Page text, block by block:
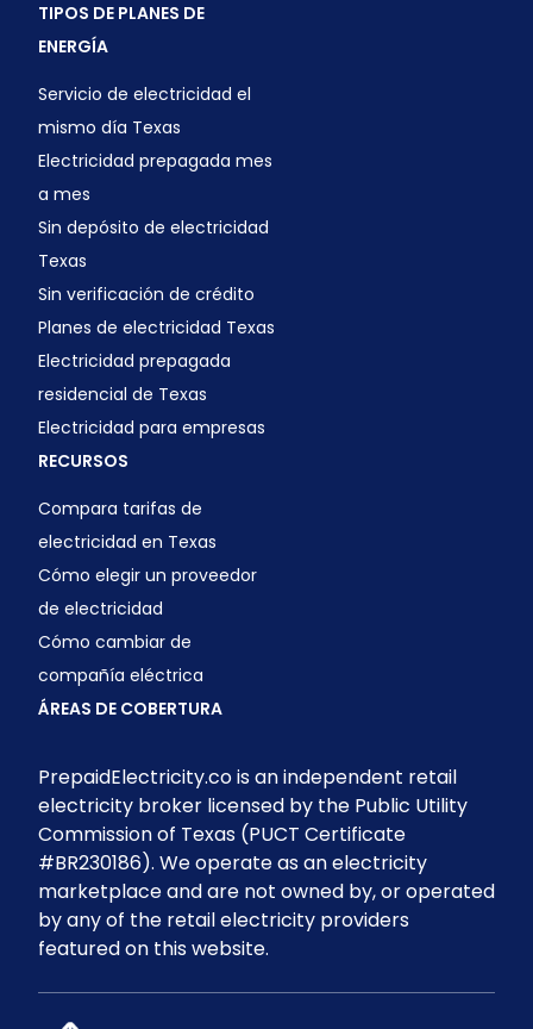
TIPOS DE PLANES DE
ENERGÍA
Servicio de electricidad el
mismo día Texas
Electricidad prepagada mes
a mes
Sin depósito de electricidad
Texas
Sin verificación de crédito
Planes de electricidad Texas
Electricidad prepagada
residencial de Texas
Electricidad para empresas
RECURSOS
Compara tarifas de
electricidad en Texas
Cómo elegir un proveedor
de electricidad
Cómo cambiar de
compañía eléctrica
ÁREAS DE COBERTURA
PrepaidElectricity.co is an independent retail
electricity broker licensed by the Public Utility
Commission of Texas (PUCT Certificate
#BR230186). We operate as an electricity
marketplace and are not owned by, or operated
by any of the retail electricity providers
featured on this website.